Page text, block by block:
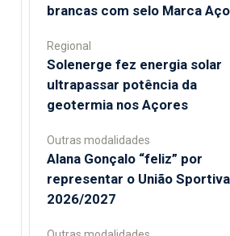
brancas com selo Marca
Regional
Solenerge fez energia solar
ultrapassar potência da
geotermia nos Açores
Outras modalidades
Alana Gonçalo “feliz” por
representar o União
2026/2027